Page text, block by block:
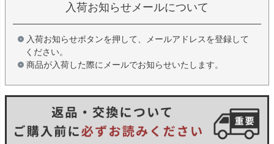
入荷お知らせメールについて
入荷お知らせボタンを押して、メールアドレスを登録して
ください。
商品が入荷した際にメールでお知らせいたします。